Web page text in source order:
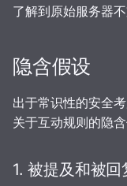
了解到原始服务器
隐含假设
出于常识性的安全
关于互动规则的隐含
1. 被提及和被